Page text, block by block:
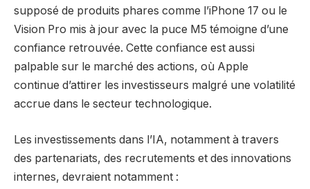
supposé de produits phares comme l’iPhone 17 ou le
Vision Pro mis à jour avec la puce M5 témoigne d’une
confiance retrouvée. Cette confiance est aussi
palpable sur le marché des actions, où Apple
continue d’attirer les investisseurs malgré une volatilité
accrue dans le secteur technologique.
Les investissements dans l’IA, notamment à travers
des partenariats, des recrutements et des innovations
internes, devraient notamment :